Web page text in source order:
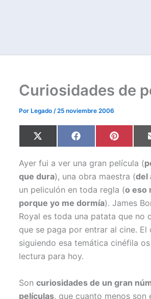
Curiosidades de
Por Legado/25 noviembre 2006
Compartir
en
X
(
w
i
t
t
e
)
Compartir
en
F
a
e
b
o
o
k
en
P
i
t
e
r
e
s
Ayer fui a ver una gran película (
que dura), una obra maestra (del
un peliculón en toda regla (o eso
porque yo me dormía). James
Royal es toda una patata que no
que se paga por entrar al cine. El
siguiendo esa temática cinéfila
lectura para hoy.
Soncuriosidades de un gran
películas, que cuanto menos son